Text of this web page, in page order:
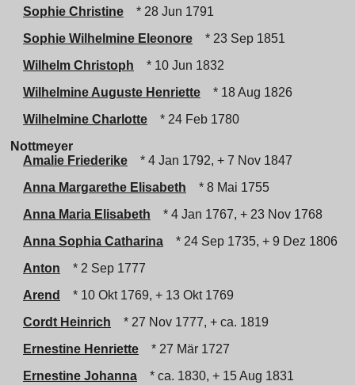
Sophie Christine
* 28 Jun 1791
Sophie Wilhelmine Eleonore
* 23 Sep 1851
Wilhelm Christoph
* 10 Jun 1832
Wilhelmine Auguste Henriette
* 18 Aug 1826
Wilhelmine Charlotte
* 24 Feb 1780
Nottmeyer
Amalie Friederike
* 4 Jan 1792, + 7 Nov 1847
Anna Margarethe Elisabeth
* 8 Mai 1755
Anna Maria Elisabeth
* 4 Jan 1767, + 23 Nov 1768
Anna Sophia Catharina
* 24 Sep 1735, + 9 Dez 1806
Anton
* 2 Sep 1777
Arend
* 10 Okt 1769, + 13 Okt 1769
Cordt Heinrich
* 27 Nov 1777, + ca. 1819
Ernestine Henriette
* 27 Mär 1727
Ernestine Johanna
* ca. 1830, + 15 Aug 1831